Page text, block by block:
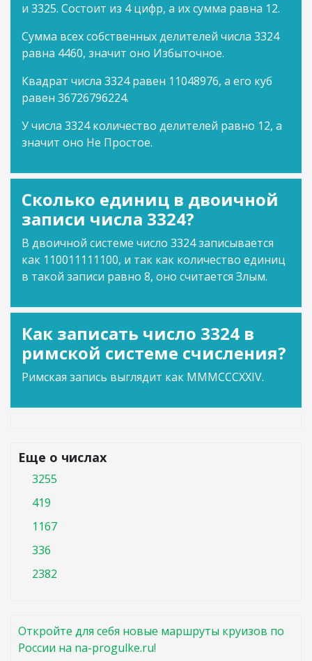
и 3325. Состоит из 4 цифр, а их сумма равна 12.
Сумма всех собственных делителей числа 3324
равна 4460, значит оно Избыточное.
Квадрат числа 3324 равен 11048976, а его куб
равен 36726796224.
У числа 3324 количество делителей равно 12, а
значит оно Не Простое.
Сколько единиц в двоичной
записи числа 3324?
В двоичной системе число 3324 записывается
как 110011111100, и так как количество единиц
в такой записи равно 8, оно считается Злым.
Как записать число 3324 в
римской системе счисления?
Римская запись выглядит как MMMCCCXXIV.
Еще о числах
3255
419
1167
336
2382
Откройте для себя новые маршруты круизов по
России на na-progulke.ru!